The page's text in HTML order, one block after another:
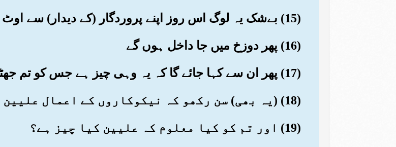
(15) بےشک یہ لوگ اس روز اپنے پروردگار (کے دیدار) سے اوٹ میں ہوں گے
(16) پھر دوزخ میں جا داخل ہوں گے
(17) پھر ان سے کہا جائے گا کہ یہ وہی چیز ہے جس کو تم جھٹلاتے تھے
(18) (یہ بھی) سن رکھو کہ نیکوکاروں کے اعمال علیین میں ہیں
(19) اور تم کو کیا معلوم کہ علیین کیا چیز ہے؟